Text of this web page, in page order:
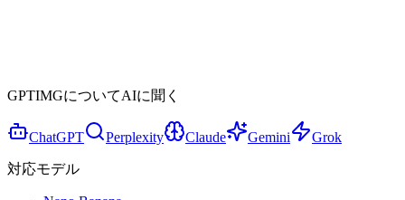
GPTIMGについてAIに聞く
ChatGPT Perplexity Claude Gemini Grok
対応モデル